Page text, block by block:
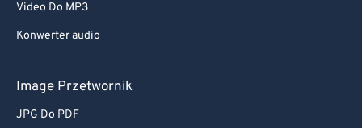
Video Do MP3
Konwerter audio
Image Przetwornik
JPG Do PDF